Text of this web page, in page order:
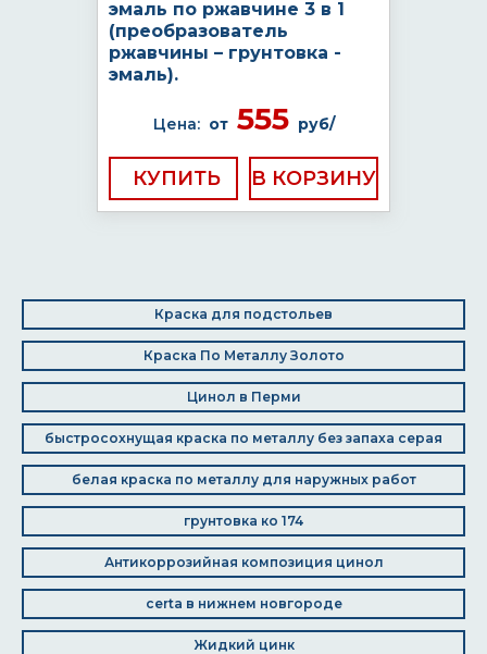
эмаль по ржавчине 3 в 1
(преобразователь
ржавчины – грунтовка -
эмаль).
Цена: от555 руб/
КУПИТЬ
Краска для подстольев
Краска По Металлу Золото
Цинол в Перми
быстросохнущая краска по металлу без запаха серая
белая краска по металлу для наружных работ
грунтовка ко 174
Антикоррозийная композиция цинол
certa в нижнем новгороде
Жидкий цинк